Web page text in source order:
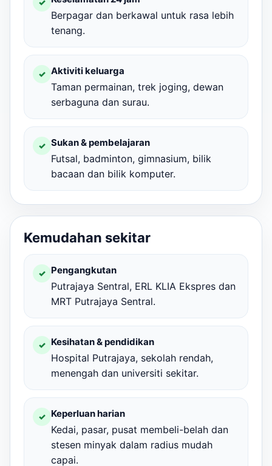
✓
Berpagar dan berkawal untuk rasa lebih
tenang.
✓ Aktiviti keluarga
Taman permainan, trek joging, dewan
serbaguna dan surau.
✓ Sukan & pembelajaran
Futsal, badminton, gimnasium, bilik
bacaan dan bilik komputer.
Kemudahan sekitar
✓ Pengangkutan
Putrajaya Sentral, ERL KLIA Ekspres dan
MRT Putrajaya Sentral.
✓ Kesihatan & pendidikan
Hospital Putrajaya, sekolah rendah,
menengah dan universiti sekitar.
✓ Keperluan harian
Kedai, pasar, pusat membeli-belah dan
stesen minyak dalam radius mudah
capai.